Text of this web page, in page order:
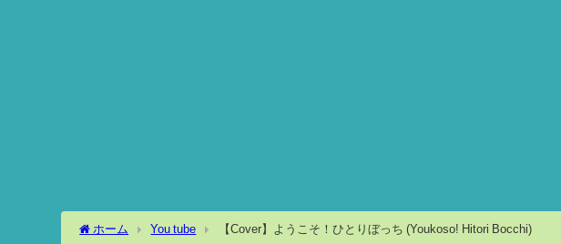
ホーム You tube 【Cover】ようこそ！ひとりぼっち (Youkoso! Hitori Bocchi)